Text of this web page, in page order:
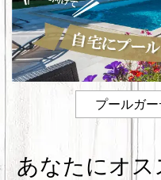
プールガ
あなたにオ